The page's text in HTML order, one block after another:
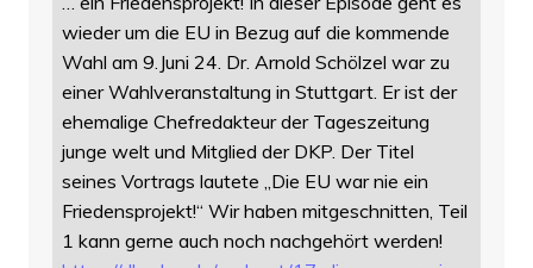
wieder um die EU in Bezug auf die kommende
Wahl am 9.Juni 24. Dr. Arnold Schölzel war zu
einer Wahlveranstaltung in Stuttgart. Er ist der
ehemalige Chefredakteur der Tageszeitung
junge welt und Mitglied der DKP. Der Titel
seines Vortrags lautete „Die EU war nie ein
Friedensprojekt!“ Wir haben mitgeschnitten, Teil
1 kann gerne auch noch nachgehört werden!